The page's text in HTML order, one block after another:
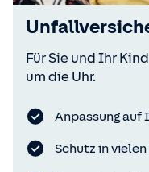
Für Sie und Ihr
um die Uhr.
Anpassung auf
Schutz in